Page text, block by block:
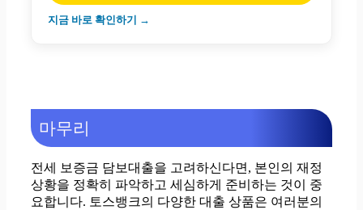
지금 바로 확인하기 →
마무리
전세 보증금 담보대출을 고려하신다면, 본인의 재정
상황을 정확히 파악하고 세심하게 준비하는 것이 중
요합니다. 토스뱅크의 다양한 대출 상품은 여러분의